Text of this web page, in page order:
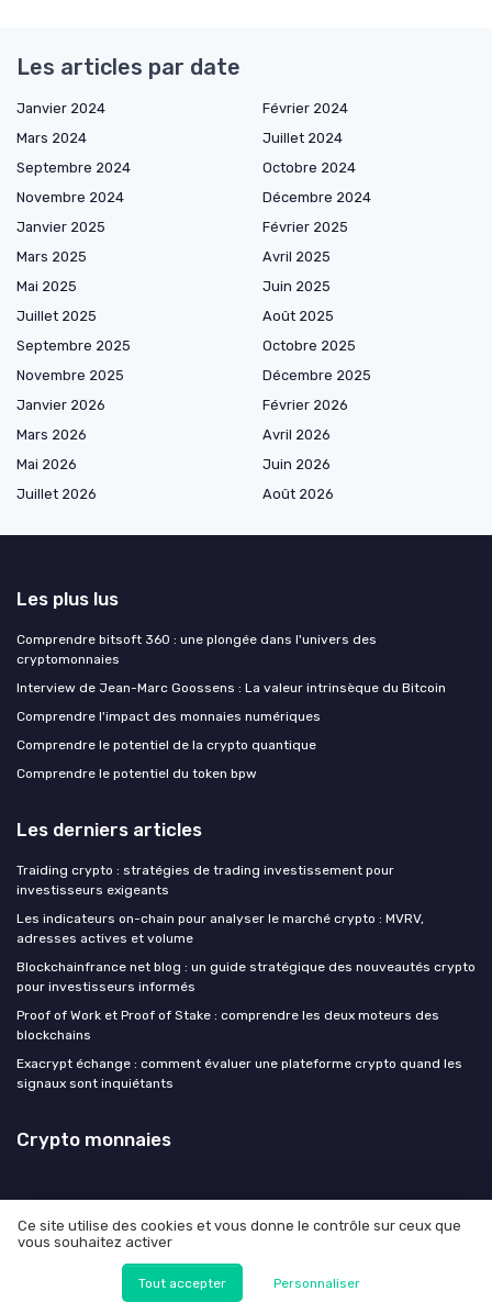
Les articles par date
Janvier 2024
Février 2024
Mars 2024
Juillet 2024
Septembre 2024
Octobre 2024
Novembre 2024
Décembre 2024
Janvier 2025
Février 2025
Mars 2025
Avril 2025
Mai 2025
Juin 2025
Juillet 2025
Août 2025
Septembre 2025
Octobre 2025
Novembre 2025
Décembre 2025
Janvier 2026
Février 2026
Mars 2026
Avril 2026
Mai 2026
Juin 2026
Juillet 2026
Août 2026
Les plus lus
Comprendre bitsoft 360 : une plongée dans l'univers des
cryptomonnaies
Interview de Jean-Marc Goossens : La valeur intrinsèque du Bitcoin
Comprendre l'impact des monnaies numériques
Comprendre le potentiel de la crypto quantique
Comprendre le potentiel du token bpw
Les derniers articles
Traiding crypto : stratégies de trading investissement pour
investisseurs exigeants
Les indicateurs on-chain pour analyser le marché crypto : MVRV,
adresses actives et volume
Blockchainfrance net blog : un guide stratégique des nouveautés crypto
pour investisseurs informés
Proof of Work et Proof of Stake : comprendre les deux moteurs des
blockchains
Exacrypt échange : comment évaluer une plateforme crypto quand les
signaux sont inquiétants
Crypto monnaies
Mentions légales
© Crypto monnaies 2026
Ce site utilise des cookies et vous donne le contrôle sur ceux que
vous souhaitez activer
Tout accepter Personnaliser